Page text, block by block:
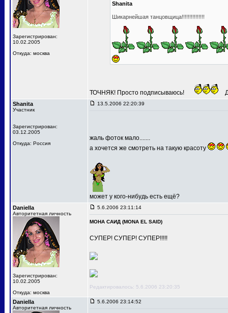
Зарегистрирован:
10.02.2005
Откуда: москва
Shanita
Шикарнейшая танцовщица!!!!!!!!!!!!!!!
ТОЧНЯК! Просто подписываюсь!
Shanita
Участник
Зарегистрирован:
03.12.2005
Откуда: Россия
13.5.2006 22:20:39
жаль фоток мало.......
а хочется же смотреть на такую красоту
может у кого-нибудь есть ещё?
Daniella
Авторитетная личность
Зарегистрирован:
10.02.2005
Откуда: москва
5.6.2006 23:11:14
МОНА САИД (MONA EL SAID)
СУПЕР! СУПЕР! СУПЕР!!!!!
Редактировалось: 5.6.2006 23:20:35
Daniella
Авторитетная личность
5.6.2006 23:14:52